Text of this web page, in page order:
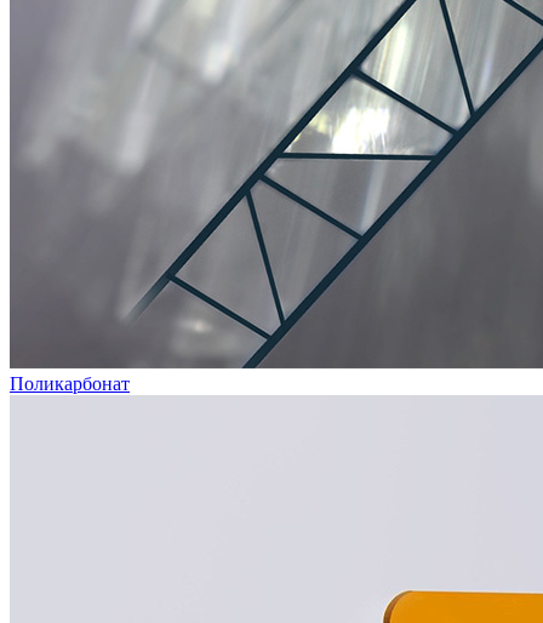
Поликарбонат